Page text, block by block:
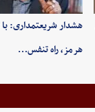
هشدار شریعتمداری: با
هرمز، راه تنفس…